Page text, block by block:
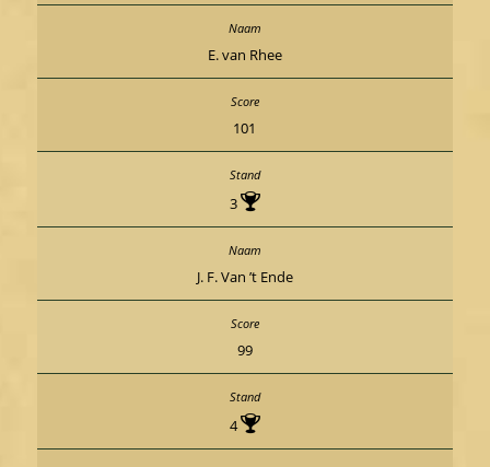
E. van Rhee
101
3
J. F. Van ’t Ende
99
4